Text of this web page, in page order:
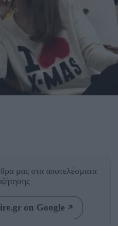
μας στα αποτελέσματα
on Google